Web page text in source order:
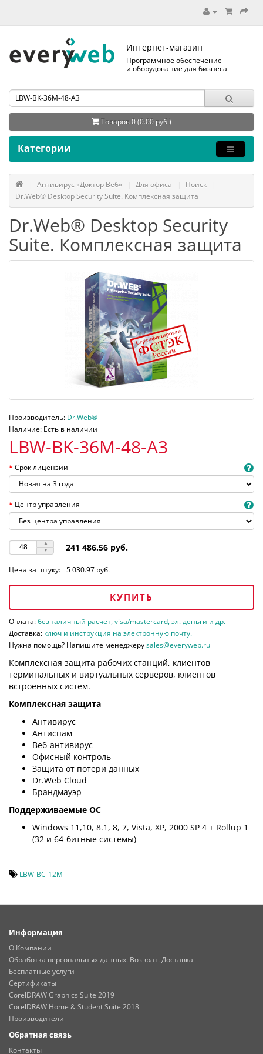
Интернет-магазин
Программное обеспечение
и оборудование для бизнеса
Товаров 0 (0.00 руб.)
Категории
Антивирус «Доктор Веб» Для офиса
Поиск
Dr.Web® Desktop Security Suite. Комплексная защита
Dr.Web® Desktop Security
Suite. Комплексная защита
Производитель: Dr.Web®
Наличие: Есть в наличии
LBW-BK-36M-48-A3
Срок лицензии
Центр управления
241 486.56 руб.
Цена за штуку: 5 030.97 руб.
КУПИТЬ
Оплата:безналичный расчет, visa/mastercard, эл. деньги и др.
Доставка: ключ и инструкция на электронную почту.
Нужна помощь? Напишите менеджеруsales@everyweb.ru
Комплексная защита рабочих станций, клиентов
терминальных и виртуальных серверов, клиентов
встроенных систем.
Комплексная защита
Антивирус
Антиспам
Веб-антивирус
Офисный контроль
Защита от потери данных
Dr.Web Cloud
Брандмауэр
Поддерживаемые ОС
Windows 11,10, 8.1, 8, 7, Vista, XP, 2000 SP 4 + Rollup 1
(32 и 64-битные системы)
LBW-BC-12M
Информация
О Компании
Обработка персональных данных. Возврат. Доставка
Бесплатные услуги
Сертификаты
CorelDRAW Graphics Suite 2019
CorelDRAW Home & Student Suite 2018
Производители
Обратная связь
Контакты